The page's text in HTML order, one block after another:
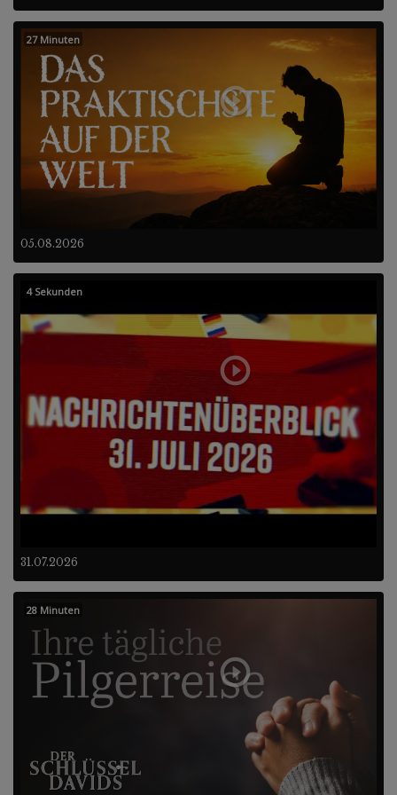
05.08.2026
27 Minuten
31.07.2026
4 Sekunden
28 Minuten